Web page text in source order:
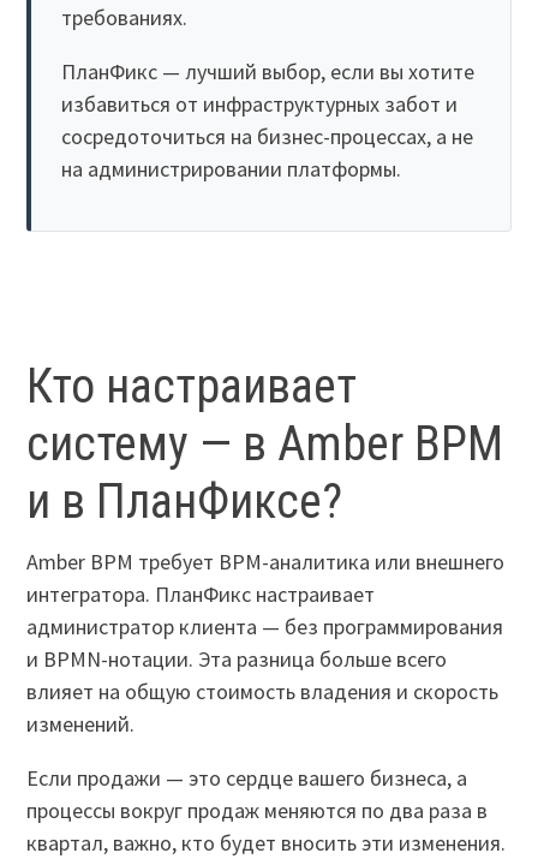
требованиях.
ПланФикс — лучший выбор, если вы хотите
избавиться от инфраструктурных забот и
сосредоточиться на бизнес-процессах, а не
на администрировании платформы.
Кто настраивает
систему — в Amber BPM
и в ПланФиксе?
Amber BPM требует BPM-аналитика или внешнего
интегратора. ПланФикс настраивает
администратор клиента — без программирования
и BPMN-нотации. Эта разница больше всего
влияет на общую стоимость владения и скорость
изменений.
Если продажи — это сердце вашего бизнеса, а
процессы вокруг продаж меняются по два раза в
квартал, важно, кто будет вносить эти изменения.